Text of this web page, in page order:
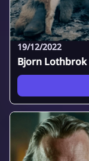
19/12/2022
Bjorn Lothbrok